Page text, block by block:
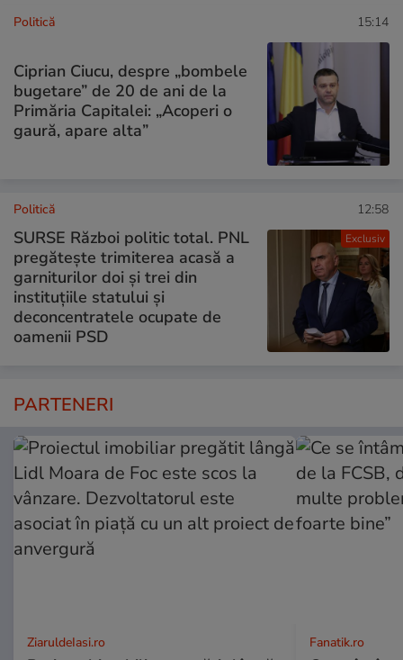
Politică 15:14
Ciprian Ciucu, despre „bombele
bugetare” de 20 de ani de la
Primăria Capitalei: „Acoperi o
gaură, apare alta”
Exclusiv
Politică 12:58
SURSE Război politic total. PNL
pregătește trimiterea acasă a
garniturilor doi și trei din
instituțiile statului și
deconcentratele ocupate de
oamenii PSD
PARTENERI
ZiaruldeIasi.ro Fanatik.ro